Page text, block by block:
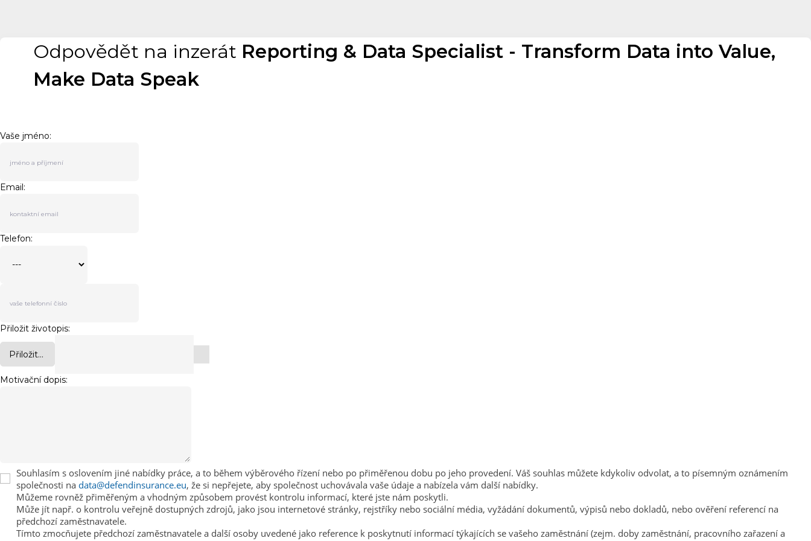
Odpovědět na inzerát Reporting & Data Specialist - Transform Data into Value,
Make Data Speak
Vaše jméno:
Email:
Telefon:
Přiložit životopis:
Přiložit...
Motivační dopis:
Souhlasím s oslovením jiné nabídky práce, a to během výběrového řízení nebo po přiměřenou dobu po jeho provedení. Váš souhlas můžete kdykoliv odvolat, a to písemným oznámením
společnosti na data@defendinsurance.eu, že si nepřejete, aby společnost uchovávala vaše údaje a nabízela vám další nabídky.
Můžeme rovněž přiměřeným a vhodným způsobem provést kontrolu informací, které jste nám poskytli.
Může jít např. o kontrolu veřejně dostupných zdrojů, jako jsou internetové stránky, rejstříky nebo sociální média, vyžádání dokumentů, výpisů nebo dokladů, nebo ověření referencí na
předchozí zaměstnavatele.
Tímto zmocňujete předchozí zaměstnavatele a další osoby uvedené jako reference k poskytnutí informací týkajících se vašeho zaměstnání (zejm. doby zaměstnání, pracovního zařazení a